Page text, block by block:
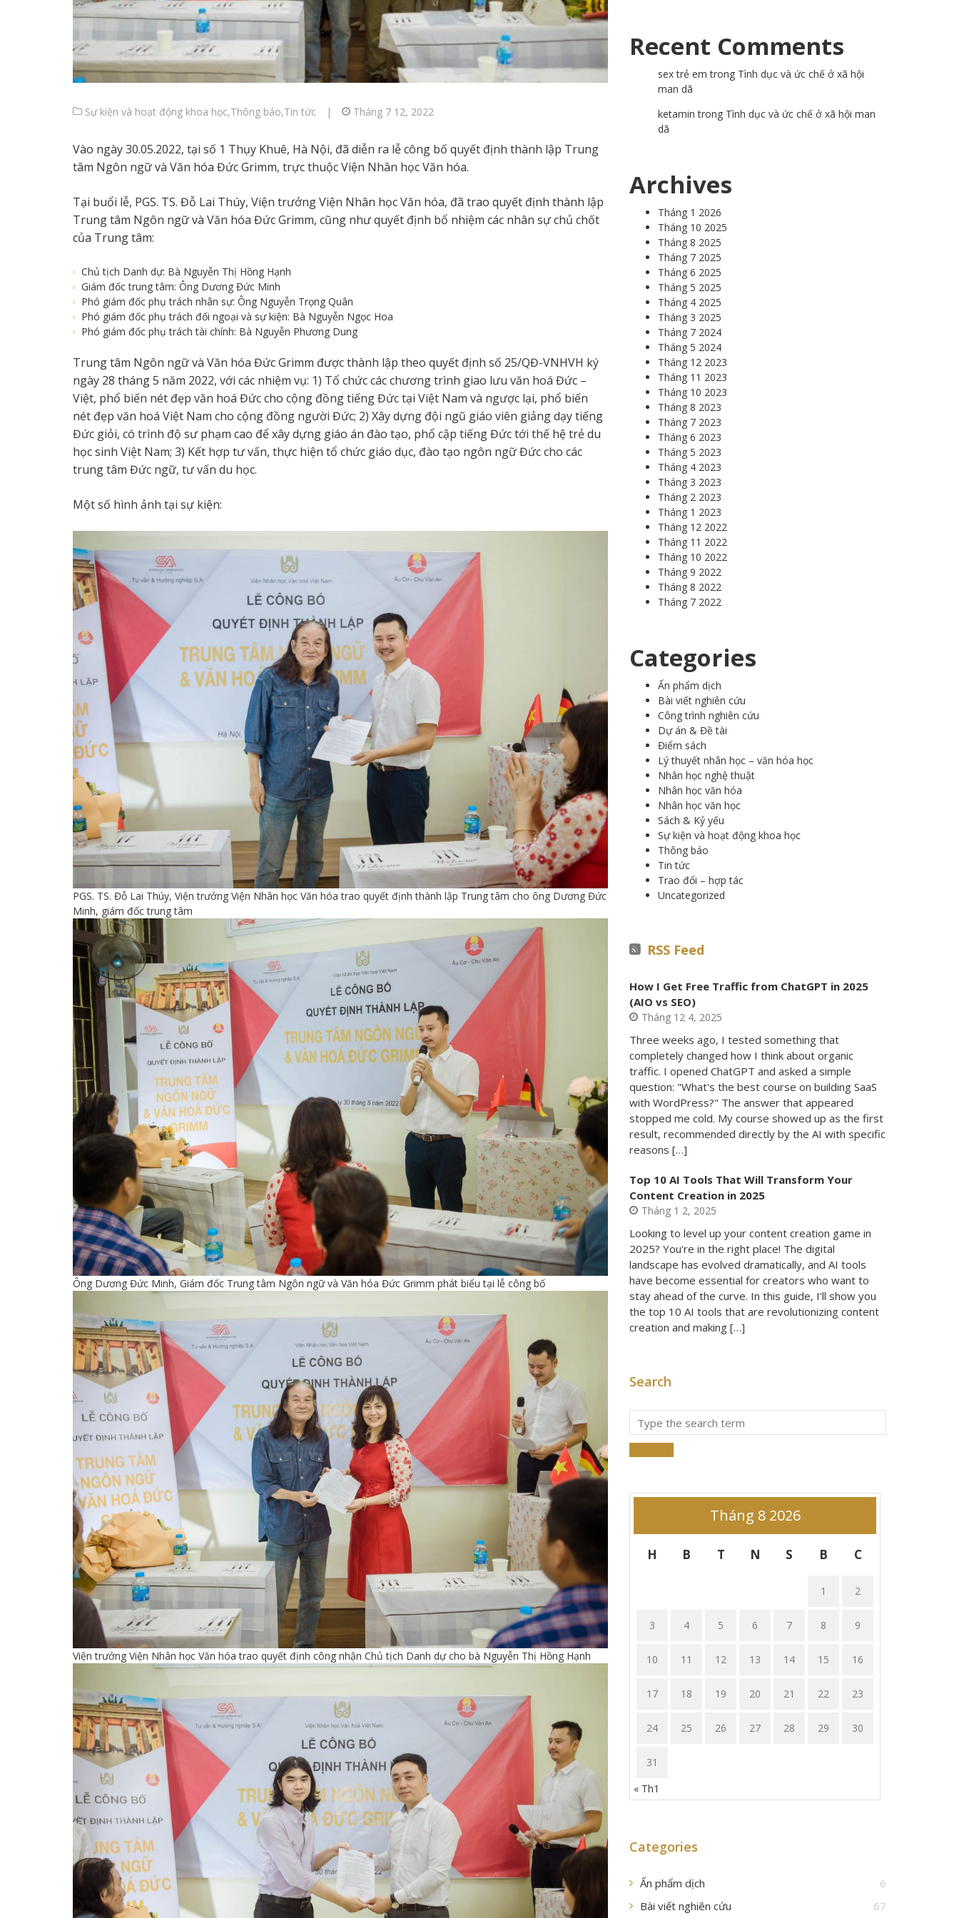
Sự kiện và hoạt động khoa học,Thông báo,Tin tức | Tháng 7 12, 2022
Vào ngày 30.05.2022, tại số 1 Thụy Khuê, Hà Nội, đã diễn ra lễ công bố quyết định thành lập Trung
tâm Ngôn ngữ và Văn hóa Đức Grimm, trực thuộc Viện Nhân học Văn hóa.
Tại buổi lễ, PGS. TS. Đỗ Lai Thúy, Viện trưởng Viện Nhân học Văn hóa, đã trao quyết định thành lập
Trung tâm Ngôn ngữ và Văn hóa Đức Grimm, cũng như quyết định bổ nhiệm các nhân sự chủ chốt
của Trung tâm:
Chủ tịch Danh dự: Bà Nguyễn Thị Hồng Hạnh
Giám đốc trung tâm: Ông Dương Đức Minh
Phó giám đốc phụ trách nhân sự: Ông Nguyễn Trọng Quân
Phó giám đốc phụ trách đối ngoại và sự kiện: Bà Nguyễn Ngọc Hoa
Phó giám đốc phụ trách tài chính: Bà Nguyễn Phương Dung
Trung tâm Ngôn ngữ và Văn hóa Đức Grimm được thành lập theo quyết định số 25/QĐ-VNHVH ký
ngày 28 tháng 5 năm 2022, với các nhiệm vụ: 1) Tổ chức các chương trình giao lưu văn hoá Đức –
Việt, phổ biến nét đẹp văn hoá Đức cho cộng đồng tiếng Đức tại Việt Nam và ngược lại, phổ biến
nét đẹp văn hoá Việt Nam cho cộng đồng người Đức; 2) Xây dựng đội ngũ giáo viên giảng dạy tiếng
Đức giỏi, có trình độ sư phạm cao để xây dựng giáo án đào tạo, phổ cập tiếng Đức tới thế hệ trẻ du
học sinh Việt Nam; 3) Kết hợp tư vấn, thực hiện tổ chức giáo dục, đào tạo ngôn ngữ Đức cho các
trung tâm Đức ngữ, tư vấn du học.
Một số hình ảnh tại sự kiện:
PGS. TS. Đỗ Lai Thúy, Viện trưởng Viện Nhân học Văn hóa trao quyết định thành lập Trung tâm cho ông Dương Đức
Minh, giám đốc trung tâm
Ông Dương Đức Minh, Giám đốc Trung tâm Ngôn ngữ và Văn hóa Đức Grimm phát biểu tại lễ công bố
Viện trưởng Viện Nhân học Văn hóa trao quyết định công nhận Chủ tịch Danh dự cho bà Nguyễn Thị Hồng Hạnh
Recent Comments
sex trẻ em trong Tình dục và ức chế ở xã hội
man dã
ketamin trong Tình dục và ức chế ở xã hội man
dã
Archives
Tháng 1 2026
Tháng 10 2025
Tháng 8 2025
Tháng 7 2025
Tháng 6 2025
Tháng 5 2025
Tháng 4 2025
Tháng 3 2025
Tháng 7 2024
Tháng 5 2024
Tháng 12 2023
Tháng 11 2023
Tháng 10 2023
Tháng 8 2023
Tháng 7 2023
Tháng 6 2023
Tháng 5 2023
Tháng 4 2023
Tháng 3 2023
Tháng 2 2023
Tháng 1 2023
Tháng 12 2022
Tháng 11 2022
Tháng 10 2022
Tháng 9 2022
Tháng 8 2022
Tháng 7 2022
Categories
Ấn phẩm dịch
Bài viết nghiên cứu
Công trình nghiên cứu
Dự án & Đề tài
Điểm sách
Lý thuyết nhân học – văn hóa học
Nhân học nghệ thuật
Nhân học văn hóa
Nhân học văn học
Sách & Kỷ yếu
Sự kiện và hoạt động khoa học
Thông báo
Tin tức
Trao đổi – hợp tác
Uncategorized
RSS Feed
How I Get Free Traffic from ChatGPT in 2025
(AIO vs SEO)
Tháng 12 4, 2025
Three weeks ago, I tested something that
completely changed how I think about organic
traffic. I opened ChatGPT and asked a simple
question: "What's the best course on building SaaS
with WordPress?" The answer that appeared
stopped me cold. My course showed up as the first
result, recommended directly by the AI with specific
reasons […]
Top 10 AI Tools That Will Transform Your
Content Creation in 2025
Tháng 1 2, 2025
Looking to level up your content creation game in
2025? You're in the right place! The digital
landscape has evolved dramatically, and AI tools
have become essential for creators who want to
stay ahead of the curve. In this guide, I'll show you
the top 10 AI tools that are revolutionizing content
creation and making […]
Search
Tháng 8 2026
H B T N S B C
1 2
3 4 5 6 7 8 9
10 11 12 13 14 15 16
17 18 19 20 21 22 23
24 25 26 27 28 29 30
31
« Th1
Categories
Ấn phẩm dịch
6
Bài viết nghiên cứu
67